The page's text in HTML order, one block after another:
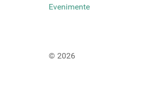
Evenimente
© 2026